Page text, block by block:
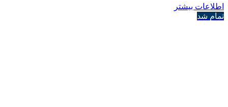
اطلاعات بیشتر
تمام شد